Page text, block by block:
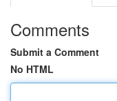
Comments
Submit a Comment
No HTML